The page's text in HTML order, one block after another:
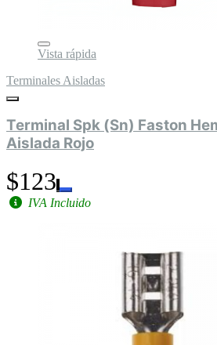
Vista rápida
Terminales Aisladas
Terminal Spk (Sn) Faston
Aislada Rojo
$123
IVA Incluido